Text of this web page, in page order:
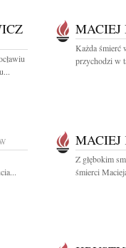
MACIEJ
Każda śmierć
przychodzi w
MACIEJ
Z głębokim
śmierci